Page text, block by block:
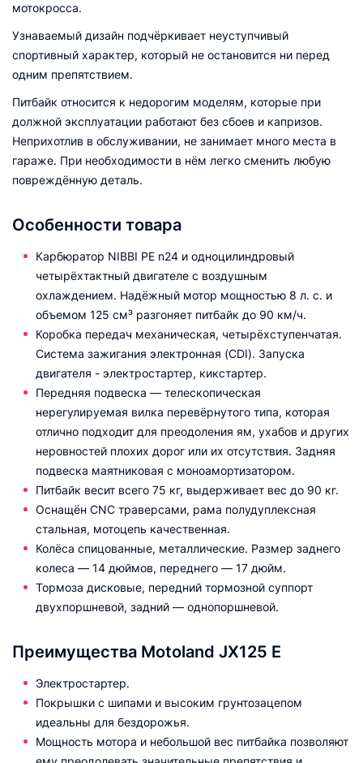
мотокросса.
Узнаваемый дизайн подчёркивает неуступчивый
спортивный характер, который не остановится ни перед
одним препятствием.
Питбайк относится к недорогим моделям, которые при
должной эксплуатации работают без сбоев и капризов.
Неприхотлив в обслуживании, не занимает много места в
гараже. При необходимости в нём легко сменить любую
повреждённую деталь.
Особенности товара
Карбюратор NIBBI PE n24 и одноцилиндровый
четырёхтактный двигателе с воздушным
охлаждением. Надёжный мотор мощностью 8 л. с. и
объемом 125 см³ разгоняет питбайк до 90 км/ч.
Коробка передач механическая, четырёхступенчатая.
Система зажигания электронная (CDI). Запуска
двигателя - электростартер, кикстартер.
Передняя подвеска — телескопическая
нерегулируемая вилка перевёрнутого типа, которая
отлично подходит для преодоления ям, ухабов и других
неровностей плохих дорог или их отсутствия. Задняя
подвеска маятниковая с моноамортизатором.
Питбайк весит всего 75 кг, выдерживает вес до 90 кг.
Оснащён CNC траверсами, рама полудуплексная
стальная, мотоцепь качественная.
Колёса спицованные, металлические. Размер заднего
колеса — 14 дюймов, переднего — 17 дюйм.
Тормоза дисковые, передний тормозной суппорт
двухпоршневой, задний — однопоршневой.
Преимущества Motoland JX125 E
Электростартер.
Покрышки с шипами и высоким грунтозацепом
идеальны для бездорожья.
Мощность мотора и небольшой вес питбайка позволяют